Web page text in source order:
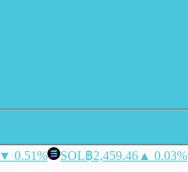
▼ 0.51% SOL฿2,459.46 ▲ 0.03%